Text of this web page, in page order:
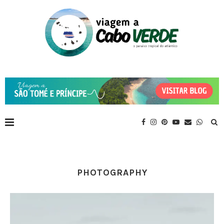
PHOTOGRAPHY